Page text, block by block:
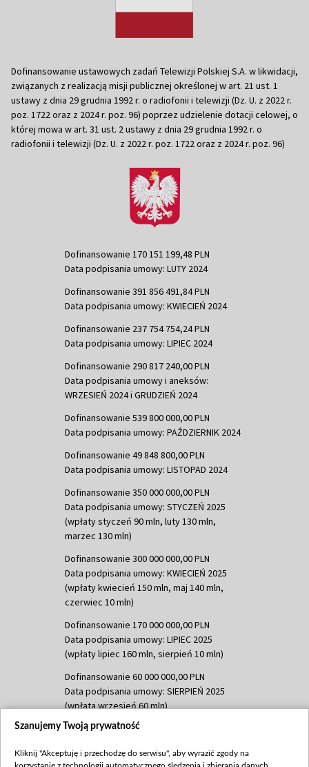
Dofinansowanie ustawowych zadań Telewizji Polskiej S.A. w likwidacji,
związanych z realizacją misji publicznej określonej w art. 21 ust. 1
ustawy z dnia 29 grudnia 1992 r. o radiofonii i telewizji (Dz. U. z 2022 r.
poz. 1722 oraz z 2024 r. poz. 96) poprzez udzielenie dotacji celowej, o
której mowa w art. 31 ust. 2 ustawy z dnia 29 grudnia 1992 r. o
radiofonii i telewizji (Dz. U. z 2022 r. poz. 1722 oraz z 2024 r. poz. 96)
Dofinansowanie 170 151 199,48 PLN
Data podpisania umowy: LUTY 2024
Dofinansowanie 391 856 491,84 PLN
Data podpisania umowy: KWIECIEŃ 2024
Dofinansowanie 237 754 754,24 PLN
Data podpisania umowy: LIPIEC 2024
Dofinansowanie 290 817 240,00 PLN
Data podpisania umowy i aneksów:
WRZESIEŃ 2024 i GRUDZIEŃ 2024
Dofinansowanie 539 800 000,00 PLN
Data podpisania umowy: PAŹDZIERNIK 2024
Dofinansowanie 49 848 800,00 PLN
Data podpisania umowy: LISTOPAD 2024
Dofinansowanie 350 000 000,00 PLN
Data podpisania umowy: STYCZEŃ 2025
(wpłaty styczeń 90 mln, luty 130 mln,
marzec 130 mln)
Dofinansowanie 300 000 000,00 PLN
Data podpisania umowy: KWIECIEŃ 2025
(wpłaty kwiecień 150 mln, maj 140 mln,
czerwiec 10 mln)
Dofinansowanie 170 000 000,00 PLN
Data podpisania umowy: LIPIEC 2025
(wpłaty lipiec 160 mln, sierpień 10 mln)
Dofinansowanie 60 000 000,00 PLN
Data podpisania umowy: SIERPIEŃ 2025
(wpłata wrzesień 60 mln)
Dofinansowanie 635 783 051,21 PLN
(wpłata wrzesień 100 mln, październik 350
Szanujemy Twoją prywatność
Kliknij "Akceptuję i przechodzę do serwisu", aby wyrazić zgody na